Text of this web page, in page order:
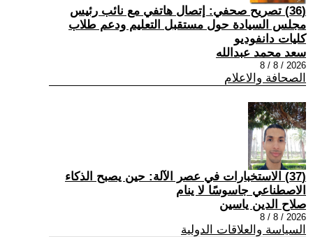
(36) تصريح صحفي: إتصال هاتفي مع نائب رئيس
مجلس السيادة حول مستقبل التعليم ودعم طلاب
كليات دانفوديو
سعد محمد عبدالله
2026 / 8 / 8
الصحافة والاعلام
(37) الاستخبارات في عصر الآلة: حين يصبح الذكاء
الاصطناعي جاسوسًا لا ينام
صلاح الدين ياسين
2026 / 8 / 8
السياسة والعلاقات الدولية